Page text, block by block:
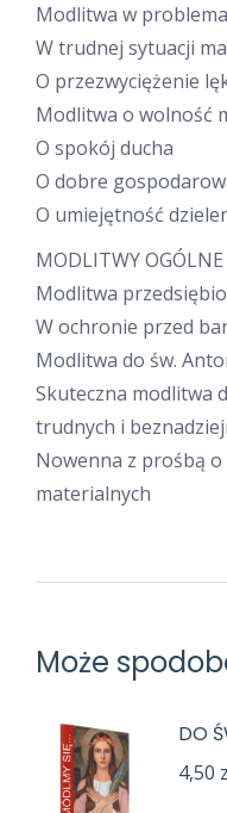
Modlitwa w
W trudnej sytuacji
O przezwyciężenie
Modlitwa o wolność
O spokój ducha
O dobre
O umiejętność
MODLITWY OGÓLNE
Modlitwa
W ochronie przed
Modlitwa do św.
Skuteczna modlitwa
trudnych i
Nowenna z prośbą
materialnych
Może
DO
4,50